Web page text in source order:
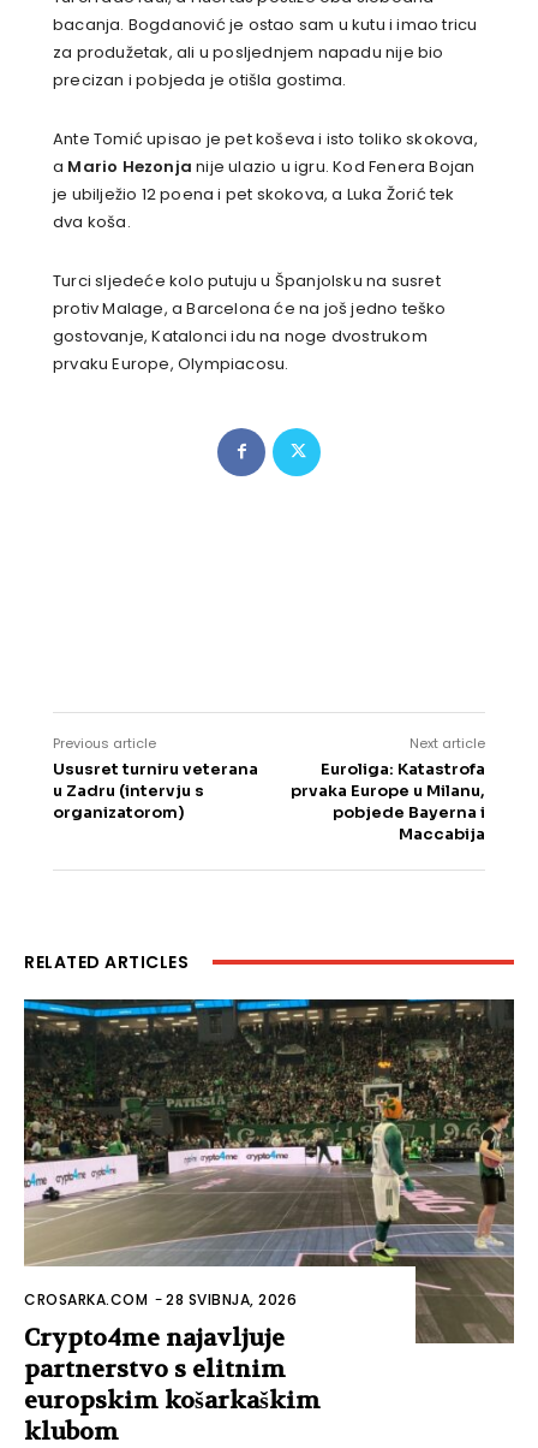
bacanja. Bogdanović je ostao sam u kutu i imao tricu
za produžetak, ali u posljednjem napadu nije bio
precizan i pobjeda je otišla gostima.
Ante Tomić upisao je pet koševa i isto toliko skokova,
a Mario Hezonja nije ulazio u igru. Kod Fenera Bojan
je ubilježio 12 poena i pet skokova, a Luka Žorić tek
dva koša.
Turci sljedeće kolo putuju u Španjolsku na susret
protiv Malage, a Barcelona će na još jedno teško
gostovanje, Katalonci idu na noge dvostrukom
prvaku Europe, Olympiacosu.
Previous article
Ususret turniru veterana
u Zadru (intervju s
organizatorom)
Next article
Euroliga: Katastrofa
prvaka Europe u Milanu,
pobjede Bayerna i
Maccabija
RELATED ARTICLES
CROSARKA.COM -28 SVIBNJA, 2026
Crypto4me najavljuje
partnerstvo s elitnim
europskim košarkaškim
klubom